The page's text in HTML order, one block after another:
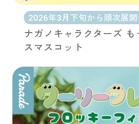
2026年3月下旬から順次展開
ナガノキャラクターズ も
スマスコット